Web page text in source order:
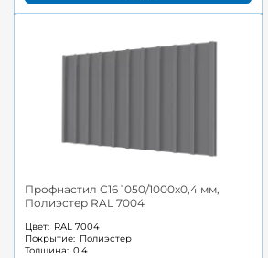
Профнастил С16 1050/1000x0,4 мм,
Полиэстер RAL 7004
Цвет: RAL 7004
Покрытие: Полиэстер
Толщина: 0.4